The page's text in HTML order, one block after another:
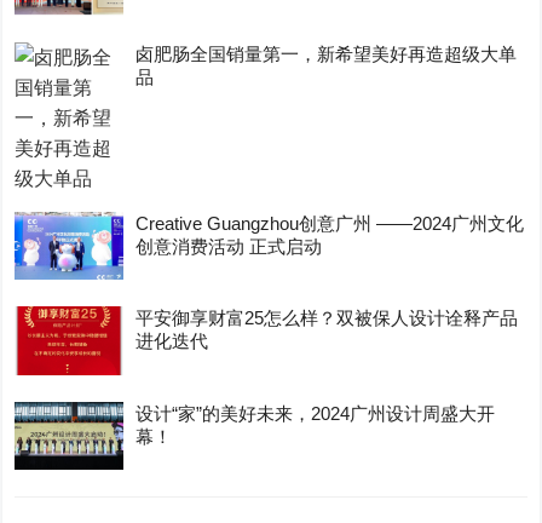
卤肥肠全国销量第一，新希望美好再造超级大单
品
Creative Guangzhou创意广州 ——2024广州文化
创意消费活动 正式启动
平安御享财富25怎么样？双被保人设计诠释产品
进化迭代
设计“家”的美好未来，2024广州设计周盛大开
幕！